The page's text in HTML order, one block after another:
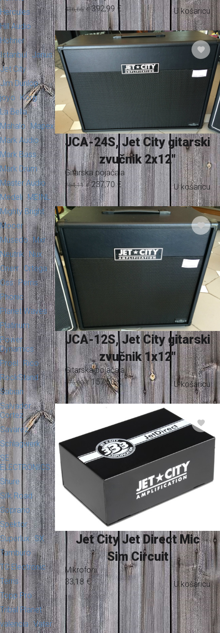
Hercules
Hill Audio
Hohner
Istanbul Janus
Jet City
Jim Dunlop
joyo
Korg
La Bella
Mahalo Mapex
Mark Audio
Mark Bass
Mark Drum
Master Audio
Medeli MEINL
Mighty Bright
Mooer
Musedo Mxr
Neutrik Nux
Onerr Ortega
Oss Perris
Phonic
Planet Waves
Platinum
Power
Dynamics
Proel
Rico
RockStand
Sabian
Salvador
Cortez
Savarez
Schlagwerk
SE
ELECTRONICS
Shure
Silk Road
Soprano
Spektor
Superlux SX
Tamburo
TC Electronic
Terris
Topp Pro
Tribal Planet
valencia Vater
€
436,66 €
392,99 U košaricu
JCA-24S, Jet City gitarski
zvučnik 2x12"
Gitarska pojačala
€
264,11 €
237,70 U košaricu
JCA-12S, Jet City gitarski
zvučnik 1x12"
Gitarska pojačala
€
175,00 €
157,50 U košaricu
Jet City Jet Direct Mic
Sim Circuit
Mikrofoni
€
33,18 U košaricu